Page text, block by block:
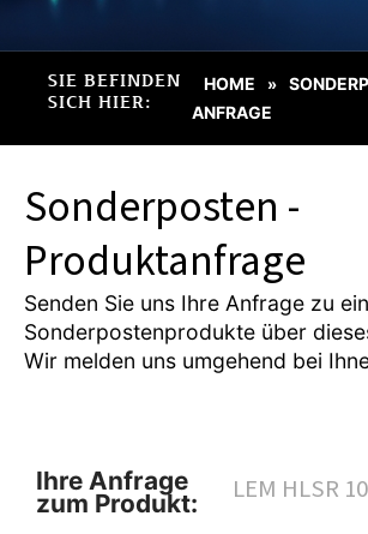
SIE BEFINDEN
SICH HIER:
HOME »
ANFRAGE
Sonderposten -
Produktanfrage
Senden Sie uns Ihre Anfrage zu
Sonderpostenprodukte über
Wir melden uns umgehend bei
Ihre Anfrage
zum Produkt: